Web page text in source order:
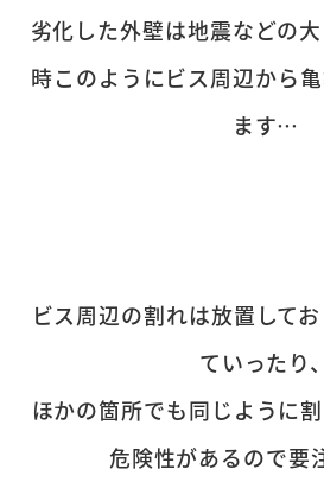
劣化した外壁は地震などの
時このようにビス周辺から
ます…
ビス周辺の割れは放置して
ていったり、
ほかの箇所でも同じように
危険性があるので